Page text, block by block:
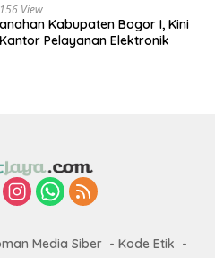
156 View
Kabupaten Bogor I, Kini
Pelayanan Elektronik
Media Siber
Kode Etik